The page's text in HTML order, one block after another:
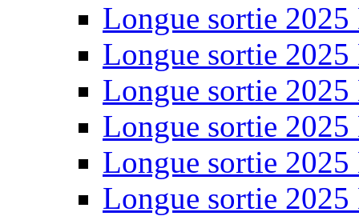
Longue sortie 2025
Longue sortie 2025
Longue sortie 2025
Longue sortie 2025
Longue sortie 2025
Longue sortie 2025